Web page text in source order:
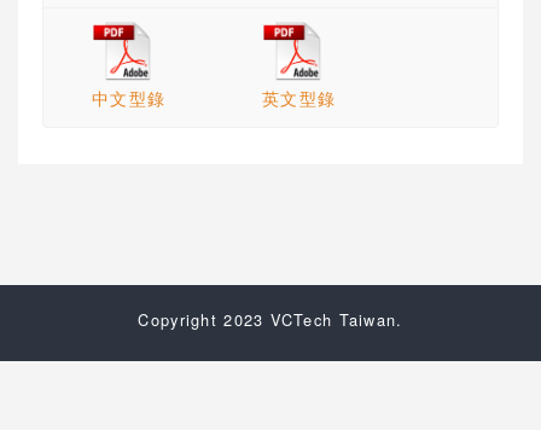
中文型錄 英文型錄
Copyright 2023 VCTech Taiwan.